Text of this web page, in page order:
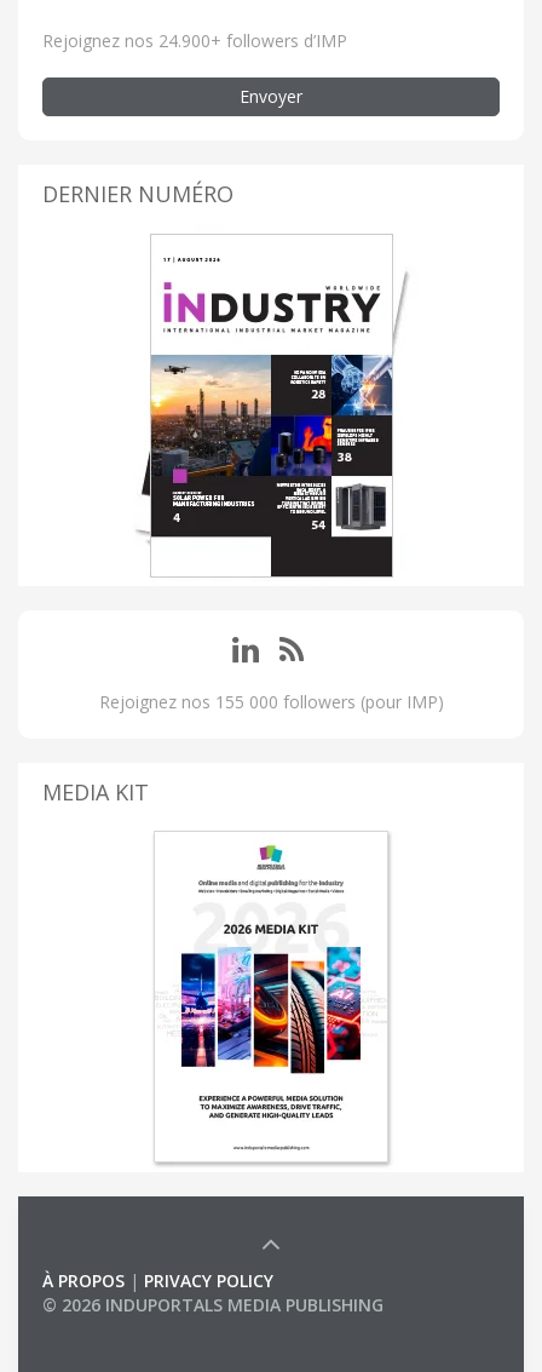
Rejoignez nos 24.900+ followers d’IMP
Envoyer
DERNIER NUMÉRO
Rejoignez nos 155 000 followers (pour IMP)
MEDIA KIT
À PROPOS | PRIVACY POLICY
© 2026 INDUPORTALS MEDIA PUBLISHING